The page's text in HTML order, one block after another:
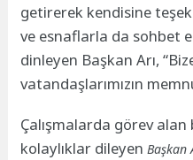
getirerek kendisine
ve esnaflarla da sohbet
dinleyen Başkan Arı,
vatandaşlarımızın
Çalışmalarda görev
kolaylıklar dileyen Başkan